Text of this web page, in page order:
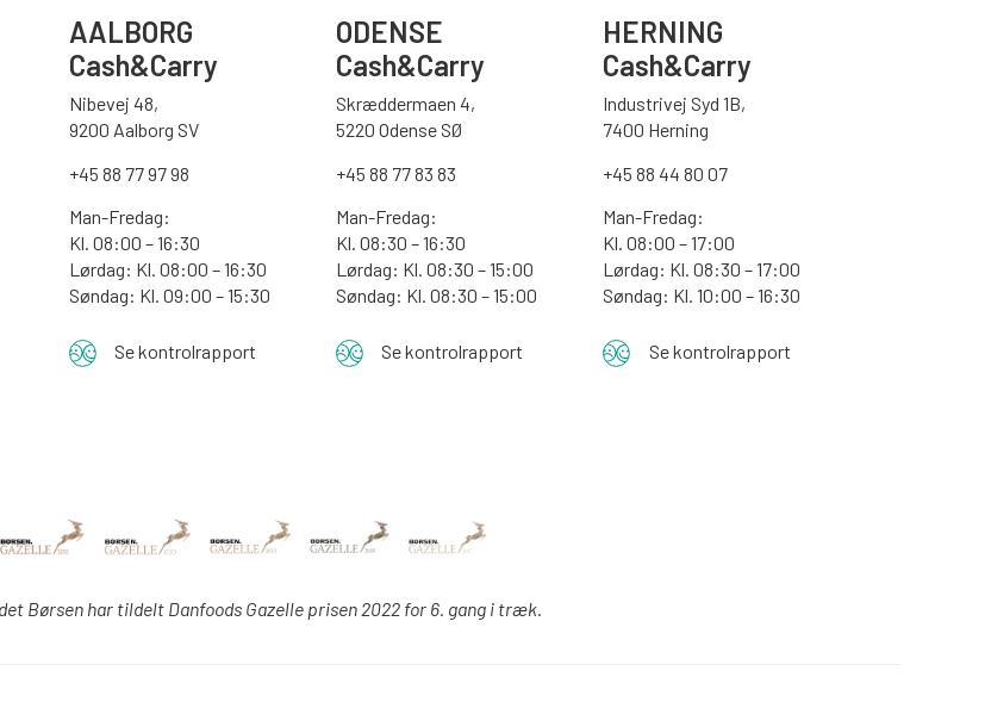
AALBORG
Cash&Carry
Nibevej 48,
9200 Aalborg SV
+45 88 77 97 98
Man-Fredag:
Kl. 08:00 – 16:30
Lørdag: Kl. 08:00 – 16:30
Søndag: Kl. 09:00 – 15:30
Se kontrolrapport
ODENSE
Cash&Carry
Skræddermaen 4,
5220 Odense SØ
+45 88 77 83 83
Man-Fredag:
Kl. 08:30 – 16:30
Lørdag: Kl. 08:30 – 15:00
Søndag: Kl. 08:30 – 15:00
Se kontrolrapport
HERNING
Cash&Carry
Industrivej Syd 1B,
7400 Herning
+45 88 44 80 07
Man-Fredag:
Kl. 08:00 – 17:00
Lørdag: Kl. 08:30 – 17:00
Søndag: Kl. 10:00 – 16:30
Se kontrolrapport
Børsen har tildelt Danfoods Gazelle prisen 2022 for 6. gang i træk.